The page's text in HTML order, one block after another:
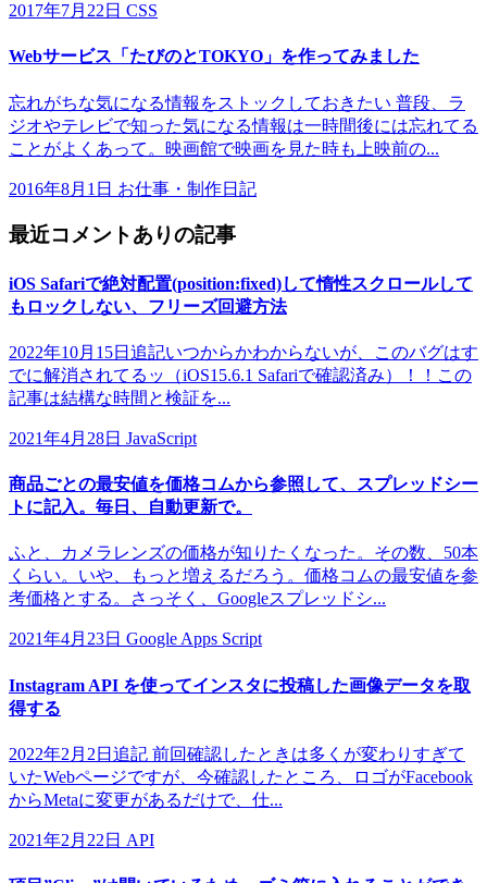
2017年7月22日 CSS
Webサービス「たびのとTOKYO」を作ってみました
忘れがちな気になる情報をストックしておきたい 普段、ラ
ジオやテレビで知った気になる情報は一時間後には忘れてる
ことがよくあって。映画館で映画を見た時も上映前の...
2016年8月1日 お仕事・制作日記
最近コメントありの記事
iOS Safariで絶対配置(position:fixed)して惰性スクロールして
もロックしない、フリーズ回避方法
2022年10月15日追記いつからかわからないが、このバグはす
でに解消されてるッ（iOS15.6.1 Safariで確認済み）！！この
記事は結構な時間と検証を...
2021年4月28日 JavaScript
商品ごとの最安値を価格コムから参照して、スプレッドシー
トに記入。毎日、自動更新で。
ふと、カメラレンズの価格が知りたくなった。その数、50本
くらい。いや、もっと増えるだろう。価格コムの最安値を参
考価格とする。さっそく、Googleスプレッドシ...
2021年4月23日 Google Apps Script
Instagram API を使ってインスタに投稿した画像データを取
得する
2022年2月2日追記 前回確認したときは多くが変わりすぎて
いたWebページですが、今確認したところ、ロゴがFacebook
からMetaに変更があるだけで、仕...
2021年2月22日 API